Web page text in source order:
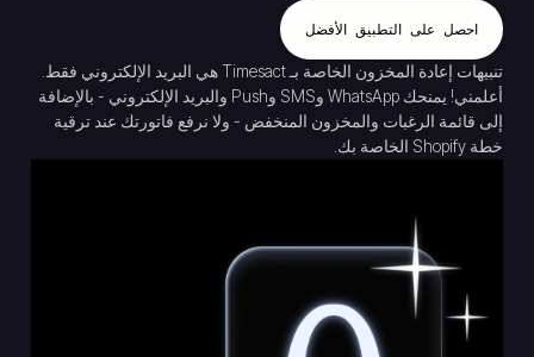
احصل على التطبيق الأفضل
تنبيهات إعادة المخزون الخاصة بـ Timesact هي البريد الإلكتروني فقط.
أعلمني! يمنحك WhatsApp وSMS وPush والبريد الإلكتروني - بالإضافة
إلى قائمة الرغبات والمخزون المنخفض - ولا نرفع فاتورتك عند ترقية
خطة Shopify الخاصة بك.